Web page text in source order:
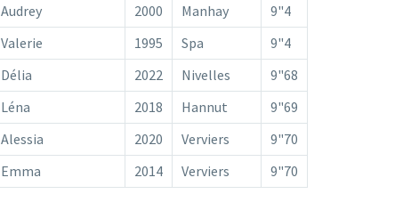
Audrey 2000 Manhay
9"4
Valerie 1995 Spa
9"4
Délia 2022 Nivelles
9"68
Léna 2018 Hannut
9"69
Alessia 2020 Verviers
9"70
Emma 2014 Verviers 9"70